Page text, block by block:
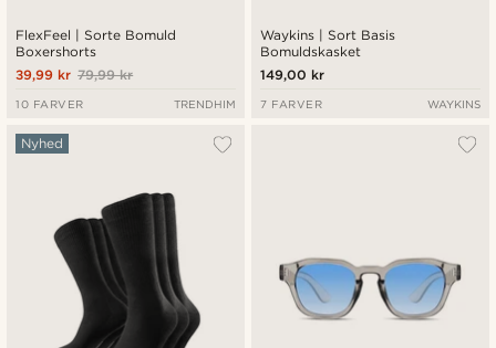
FlexFeel | Sorte Bomuld
Boxershorts
79,99 kr
39,99 kr
10 FARVER TRENDHIM
Waykins | Sort Basis
Bomuldskasket
149,00 kr
7 FARVER WAYKINS
Nyhed